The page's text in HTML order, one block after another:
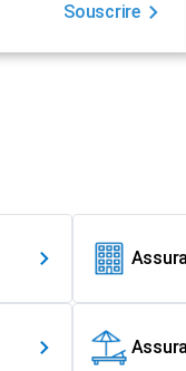
Souscrire